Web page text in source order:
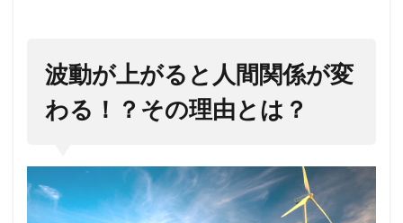
係が
変化
する
の？
波動
げる
波動が上がると人間関係が変
わる！？その理由とは？